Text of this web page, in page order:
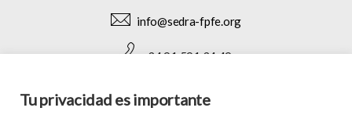
info@sedra-fpfe.org
+34 91 591 34 49
SÍGUENOS EN:
Tu privacidad es importante